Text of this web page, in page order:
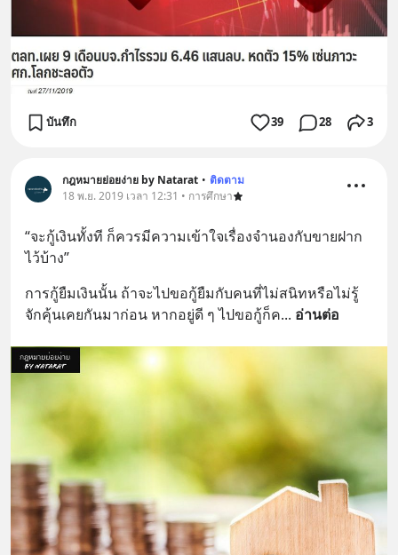
บันทึก 39 28 3
กฎหมายย่อยง่าย by Natarat • ติดตาม
18 พ.ย. 2019 เวลา 12:31 • การศึกษา
“จะกู้เงินทั้งที ก็ควรมีความเข้าใจเรื่องจำนองกับขายฝาก
ไว้บ้าง”
การกู้ยืมเงินนั้น ถ้าจะไปขอกู้ยืมกับคนที่ไม่สนิทหรือไม่รู้
จักคุ้นเคยกันมาก่อน หากอยู่ดี ๆ ไปขอกู้ก็ค... อ่านต่อ